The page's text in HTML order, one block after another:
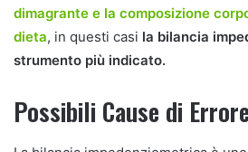
dimagrante e la composizione
dieta, in questi casi la bilancia
strumento più indicato.
Possibili Cause di